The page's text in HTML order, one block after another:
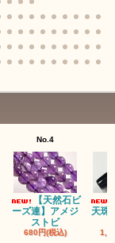
No.4
【天然石ビ
ーズ連】アメジ
ストビ
680円(税込)
天珠